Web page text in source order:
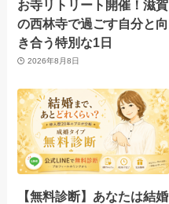
お寺リトリート開催！滋賀
の西林寺で過ごす自分と向
き合う特別な1日
2026年8月8日
【無料診断】あなたは結婚